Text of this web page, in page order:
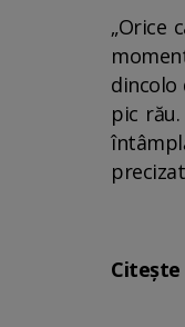
„Orice
dincolo
pic